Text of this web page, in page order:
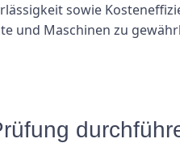
sowie
und Maschinen zu